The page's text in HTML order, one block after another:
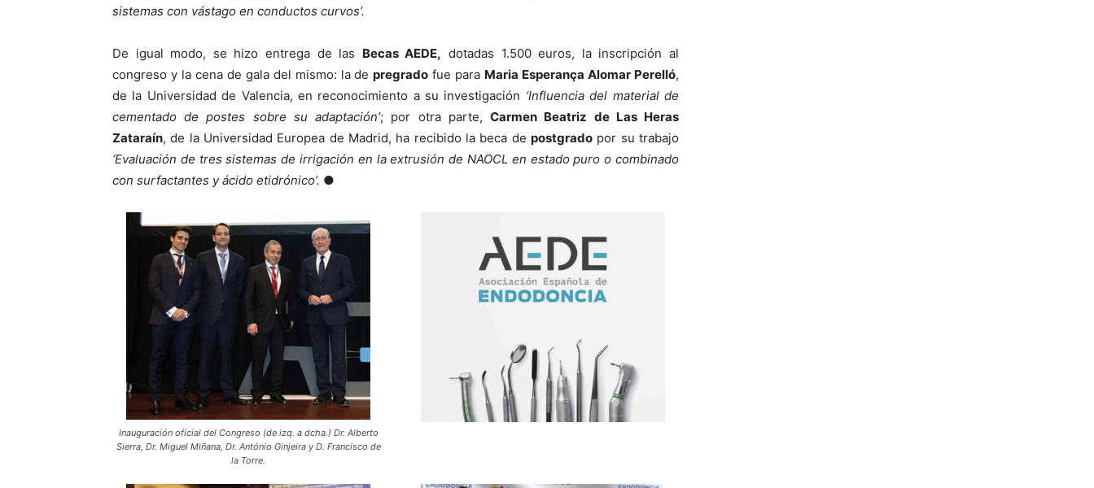
sistemas con vástago en conductos curvos’.
De igual modo, se hizo entrega de las Becas AEDE, dotadas 1.500 euros, la inscripción al
congreso y la cena de gala del mismo: la depregrado fue para Maria Esperança Alomar Perelló,
de la Universidad de Valencia, en reconocimiento a su investigación ‘Influencia del material de
cementado de postes sobre su adaptación’; por otra parte,Carmen Beatriz de Las Heras
Zataraín, de la Universidad Europea de Madrid, ha recibido la beca de postgrado por su trabajo
‘Evaluación de tres sistemas de irrigación en la extrusión de NAOCL en estado puro o combinado
con surfactantes y ácido etidrónico’. ●
Inauguración oficial del Congreso (de izq. a dcha.) Dr. Alberto
Sierra, Dr. Miguel Miñana, Dr. António Ginjeira y D. Francisco de
la Torre.